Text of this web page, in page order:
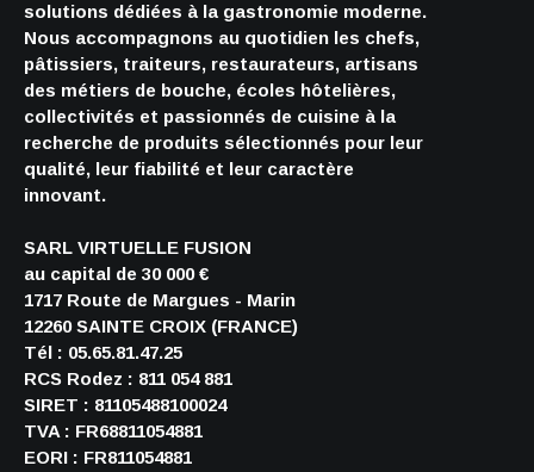
solutions dédiées à la gastronomie moderne.
Nous accompagnons au quotidien les chefs,
pâtissiers, traiteurs, restaurateurs, artisans
des métiers de bouche, écoles hôtelières,
collectivités et passionnés de cuisine à la
recherche de produits sélectionnés pour leur
qualité, leur fiabilité et leur caractère
innovant.
SARL VIRTUELLE FUSION
au capital de 30 000 €
1717 Route de Margues - Marin
12260 SAINTE CROIX (FRANCE)
Tél : 05.65.81.47.25
RCS Rodez : 811 054 881
SIRET : 81105488100024
TVA : FR68811054881
EORI : FR811054881